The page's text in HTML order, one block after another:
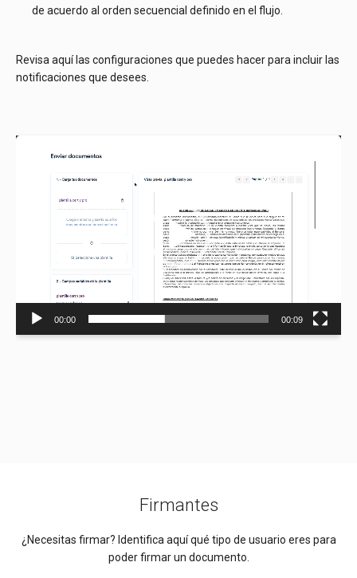
de acuerdo al orden secuencial definido en el flujo.
Revisa aquí las configuraciones que puedes hacer para incluir las
notificaciones que desees.
00:00 00:09
Firmantes
¿Necesitas firmar? Identifica aquí qué tipo de usuario eres para
poder firmar un documento.